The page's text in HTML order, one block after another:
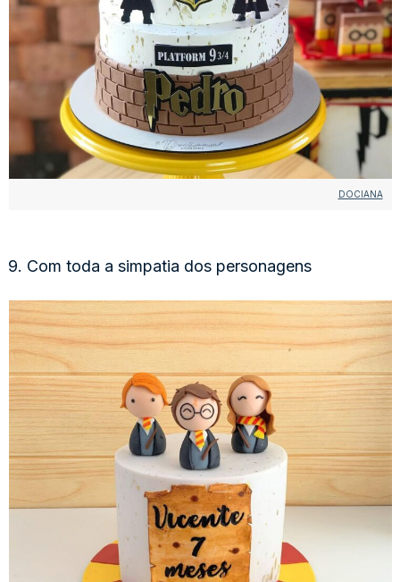
DOCIANA
9. Com toda a simpatia dos personagens